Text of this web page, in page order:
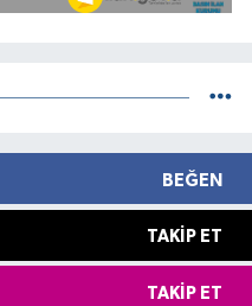
BEĞEN
TAKIP ET
TAKIP ET